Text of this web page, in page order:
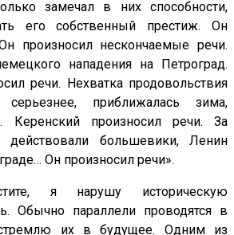
замечал в них способности,
его собственный престиж. Он
произносил нескончаемые речи.
нападения на Петроград.
речи. Нехватка продовольствия
серьезнее, приближалась зима,
Керенский произносил речи. За
действовали большевики, Ленин
Он произносил речи».
я нарушу историческую
Обычно параллели проводятся в
их в будущее. Одним из